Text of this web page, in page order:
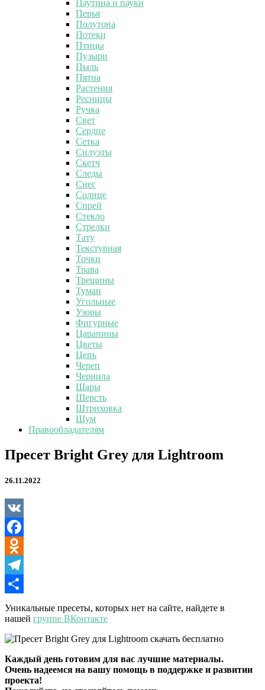
Паутина и пауки
Перья
Полутона
Потеки
Птицы
Пузыри
Пыль
Пятна
Растения
Ресницы
Ручка
Свет
Сердце
Сетка
Силуэты
Скетч
Следы
Снег
Солнце
Спрей
Стекло
Стрелки
Тату
Текстурная
Точки
Трава
Трещины
Туман
Угольные
Узоры
Фигурные
Царапины
Цветы
Цепь
Череп
Чернила
Шары
Шерсть
Штриховка
Шум
Правообладателям
Пресет
Bright
для
Пресет Bright Grey для Lightroom
26.11.2022
VK
Facebook
Odnoklassniki
Telegram
Отправить
Уникальные пресеты, которых нет на сайте, найдете в
нашей группе ВКонтакте
Каждый день готовим для вас лучшие материалы.
Очень надеемся на вашу помощь в поддержке и развитии
проекта!